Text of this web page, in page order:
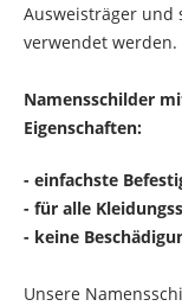
Ausweisträger und
verwendet werden.
Namensschilder
Eigenschaften:
- einfachste
- für alle
- keine
Unsere